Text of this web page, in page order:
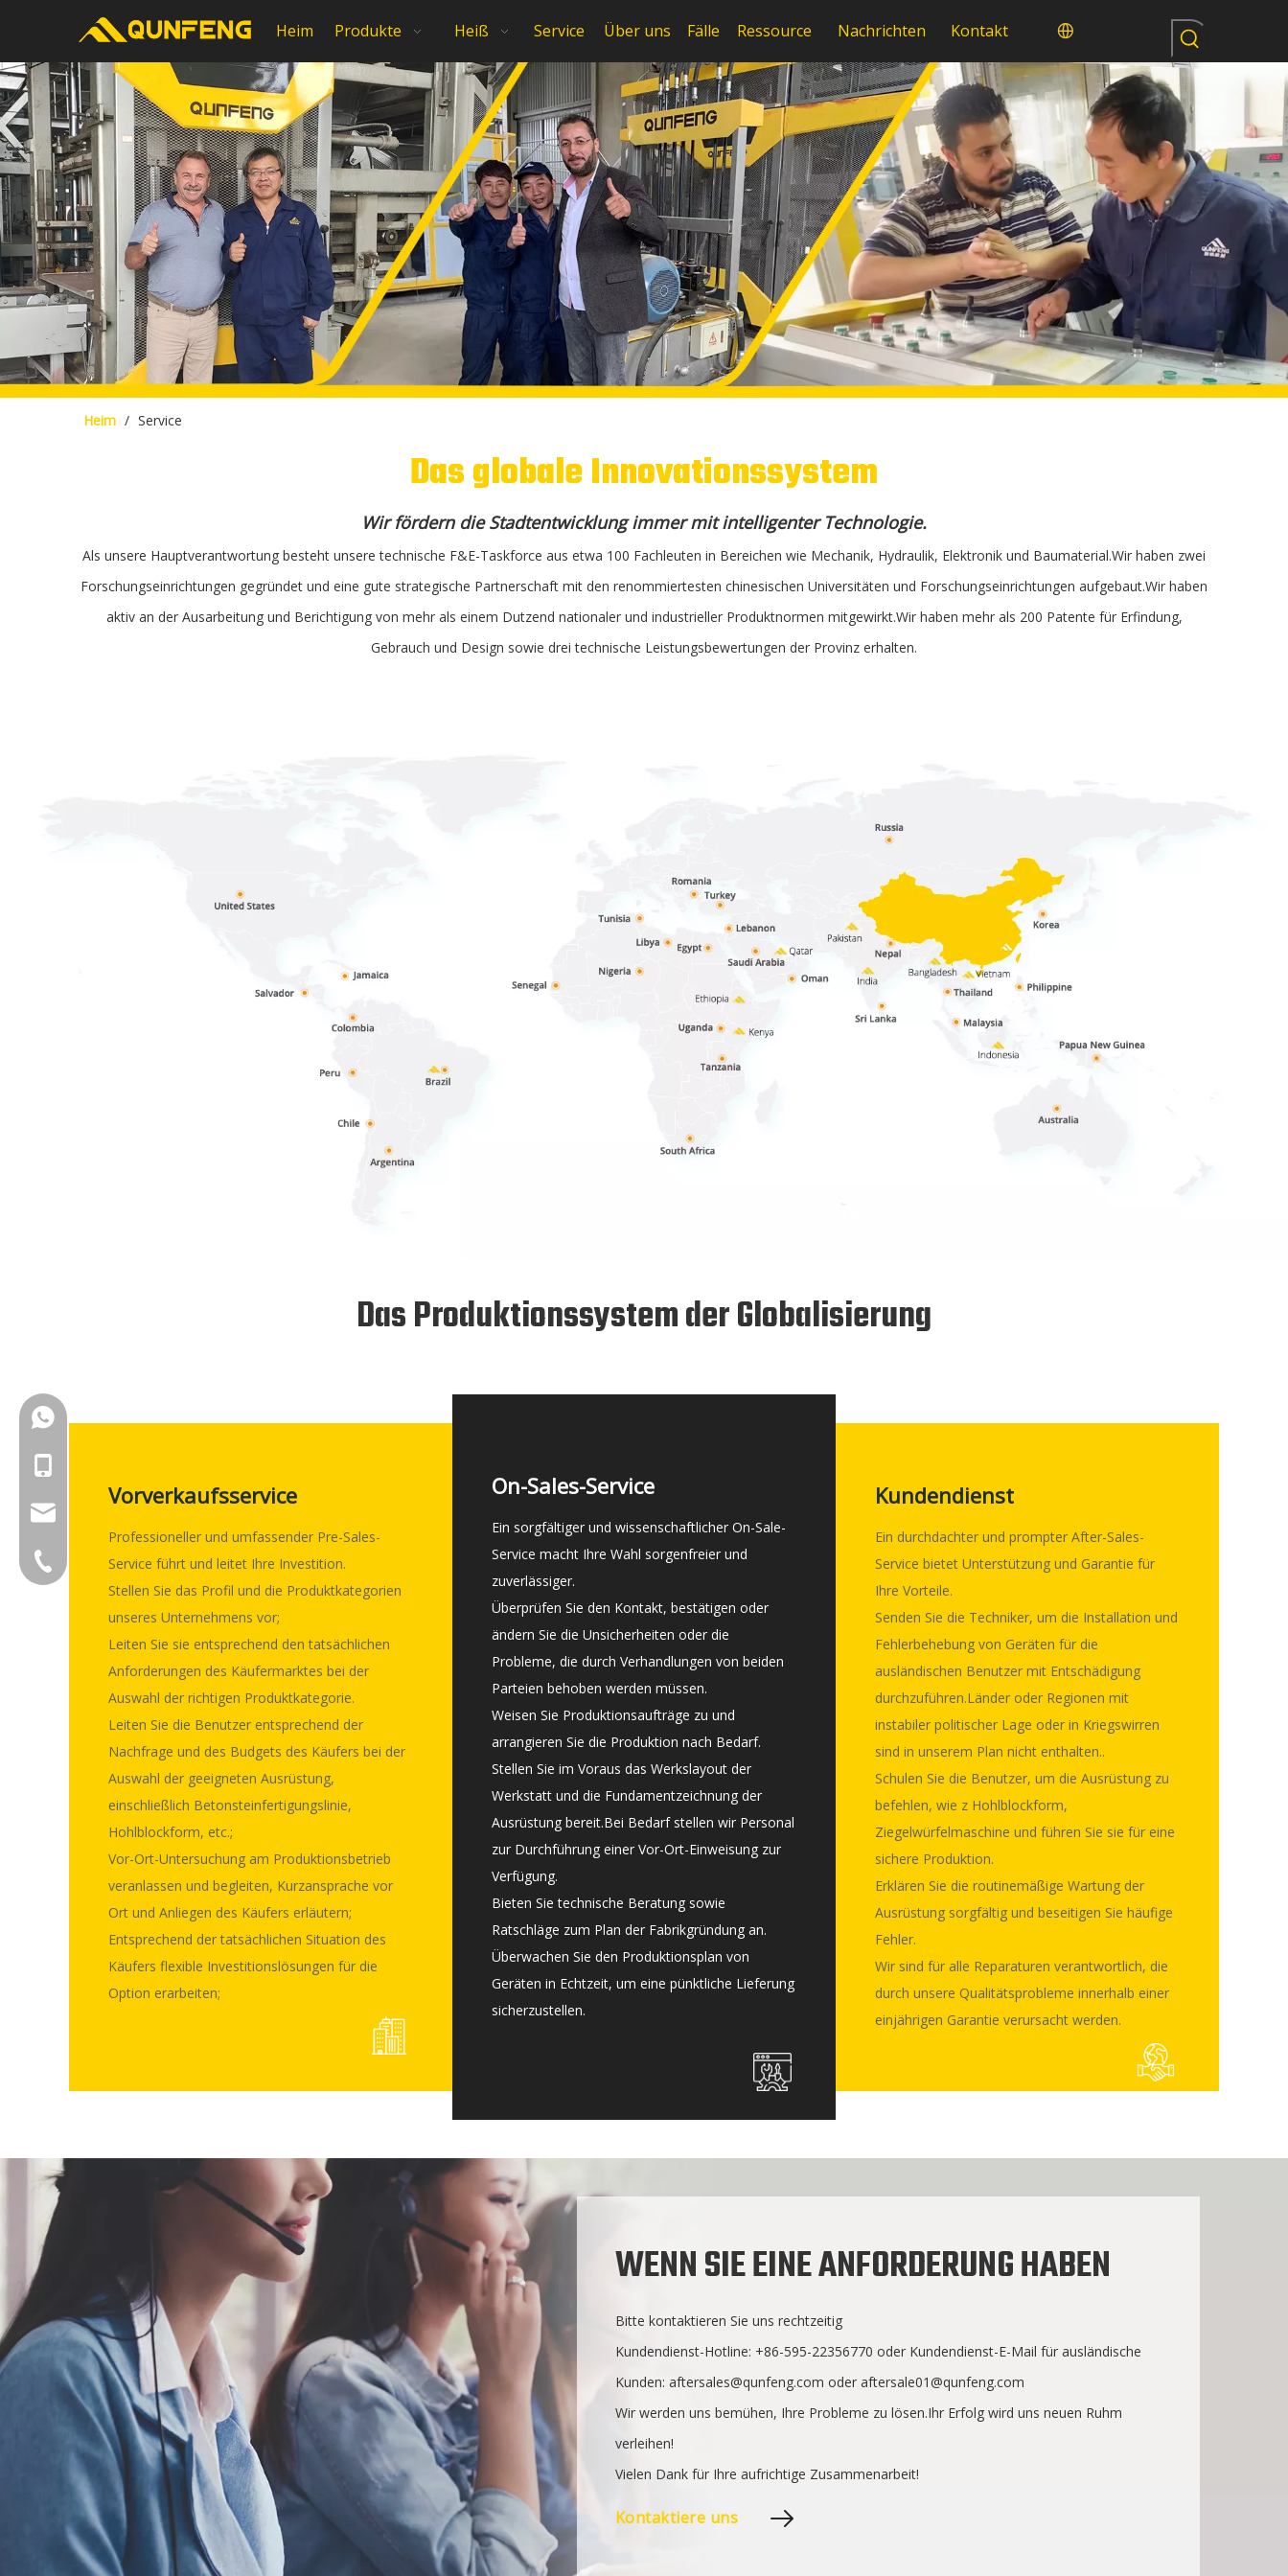
Heim Produkte Heiß Service Über uns Fälle Ressource Nachrichten Kontakt
Heim / Service
Das globale Innovationssystem
Wir fördern die Stadtentwicklung immer mit intelligenter Technologie.
Als unsere Hauptverantwortung besteht unsere technische F&E-Taskforce aus etwa 100 Fachleuten in Bereichen wie Mechanik, Hydraulik, Elektronik und Baumaterial.Wir haben zwei
Forschungseinrichtungen gegründet und eine gute strategische Partnerschaft mit den renommiertesten chinesischen Universitäten und Forschungseinrichtungen aufgebaut.Wir haben
aktiv an der Ausarbeitung und Berichtigung von mehr als einem Dutzend nationaler und industrieller Produktnormen mitgewirkt.Wir haben mehr als 200 Patente für Erfindung,
Gebrauch und Design sowie drei technische Leistungsbewertungen der Provinz erhalten.
Das Produktionssystem der Globalisierung
Vorverkaufsservice​​​​​​​
Professioneller und umfassender Pre-Sales-
Service führt und leitet Ihre Investition.
Stellen Sie das Profil und die Produktkategorien
unseres Unternehmens vor;
Leiten Sie sie entsprechend den tatsächlichen
Anforderungen des Käufermarktes bei der
Auswahl der richtigen Produktkategorie.
Leiten Sie die Benutzer entsprechend der
Nachfrage und des Budgets des Käufers bei der
Auswahl der geeigneten Ausrüstung,
einschließlich Betonsteinfertigungslinie,
Hohlblockform, etc.;
Vor-Ort-Untersuchung am Produktionsbetrieb
veranlassen und begleiten, Kurzansprache vor
Ort und Anliegen des Käufers erläutern;
Entsprechend der tatsächlichen Situation des
Käufers flexible Investitionslösungen für die
Option erarbeiten;
On-Sales-Service
Ein sorgfältiger und wissenschaftlicher On-Sale-
Service macht Ihre Wahl sorgenfreier und
zuverlässiger.
Überprüfen Sie den Kontakt, bestätigen oder
ändern Sie die Unsicherheiten oder die
Probleme, die durch Verhandlungen von beiden
Parteien behoben werden müssen.
Weisen Sie Produktionsaufträge zu und
arrangieren Sie die Produktion nach Bedarf.
Stellen Sie im Voraus das Werkslayout der
Werkstatt und die Fundamentzeichnung der
Ausrüstung bereit.Bei Bedarf stellen wir Personal
zur Durchführung einer Vor-Ort-Einweisung zur
Verfügung.
Bieten Sie technische Beratung sowie
Ratschläge zum Plan der Fabrikgründung an.
Überwachen Sie den Produktionsplan von
Geräten in Echtzeit, um eine pünktliche Lieferung
sicherzustellen.
On-Sales-Service
Ein sorgfältiger und wissenschaftlicher On-Sale-
Service macht Ihre Wahl sorgenfreier und
zuverlässiger.
Überprüfen Sie den Kontakt, bestätigen oder
ändern Sie die Unsicherheiten oder die
Probleme, die durch Verhandlungen von beiden
Parteien behoben werden müssen.
Weisen Sie Produktionsaufträge zu und
arrangieren Sie die Produktion nach Bedarf.
Stellen Sie im Voraus das Werkslayout der
Werkstatt und die Fundamentzeichnung der
Ausrüstung bereit.Bei Bedarf stellen wir Personal
zur Durchführung einer Vor-Ort-Einweisung zur
Verfügung.
Bieten Sie technische Beratung sowie
Ratschläge zum Plan der Fabrikgründung an.
Überwachen Sie den Produktionsplan von
Geräten in Echtzeit, um eine pünktliche Lieferung
sicherzustellen.
Kundendienst​​​​​​​
Ein durchdachter und prompter After-Sales-
Service bietet Unterstützung und Garantie für
Ihre Vorteile.
Senden Sie die Techniker, um die Installation und
Fehlerbehebung von Geräten für die
ausländischen Benutzer mit Entschädigung
durchzuführen.Länder oder Regionen mit
instabiler politischer Lage oder in Kriegswirren
sind in unserem Plan nicht enthalten..
Schulen Sie die Benutzer, um die Ausrüstung zu
befehlen, wie z Hohlblockform,
Ziegelwürfelmaschine und führen Sie sie für eine
sichere Produktion.
Erklären Sie die routinemäßige Wartung der
Ausrüstung sorgfältig und beseitigen Sie häufige
Fehler.
Wir sind für alle Reparaturen verantwortlich, die
durch unsere Qualitätsprobleme innerhalb einer
einjährigen Garantie verursacht werden.
WENN SIE EINE ANFORDERUNG HABEN
Bitte kontaktieren Sie uns rechtzeitig
Kundendienst-Hotline: +86-595-22356770 oder Kundendienst-E-Mail für ausländische
Kunden: aftersales@qunfeng.com oder aftersale01@qunfeng.com
Wir werden uns bemühen, Ihre Probleme zu lösen.Ihr Erfolg wird uns neuen Ruhm
verleihen!
Vielen Dank für Ihre aufrichtige Zusammenarbeit!
Kontaktiere uns
+86-595 22356782